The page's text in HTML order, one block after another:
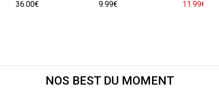
36.00€
9.99€
11.99€
NOS BEST DU MOMENT